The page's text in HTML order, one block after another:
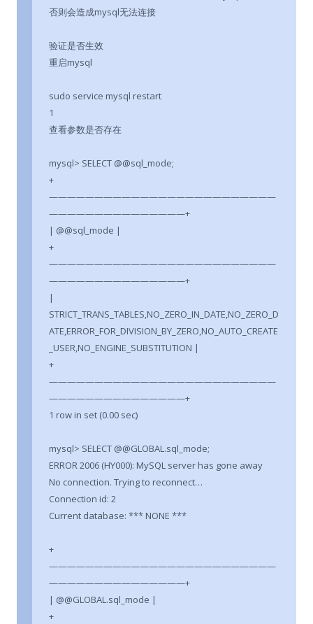
否则会造成mysql无法连接
验证是否生效
重启mysql
sudo service mysql restart
1
查看参数是否存在
mysql> SELECT @@sql_mode;
+
—————————————————————————
———————————————+
| @@sql_mode |
+
—————————————————————————
———————————————+
|
STRICT_TRANS_TABLES,NO_ZERO_IN_DATE,NO_ZERO_D
ATE,ERROR_FOR_DIVISION_BY_ZERO,NO_AUTO_CREATE
_USER,NO_ENGINE_SUBSTITUTION |
+
—————————————————————————
———————————————+
1 row in set (0.00 sec)
mysql> SELECT @@GLOBAL.sql_mode;
ERROR 2006 (HY000): MySQL server has gone away
No connection. Trying to reconnect…
Connection id: 2
Current database: *** NONE ***
+
—————————————————————————
———————————————+
| @@GLOBAL.sql_mode |
+